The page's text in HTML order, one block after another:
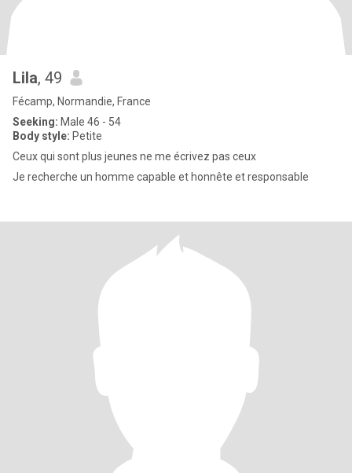
Lila, 49
Fécamp, Normandie, France
Seeking: Male 46 - 54
Body style: Petite
Ceux qui sont plus jeunes ne me écrivez pas ceux
Je recherche un homme capable et honnête et responsable